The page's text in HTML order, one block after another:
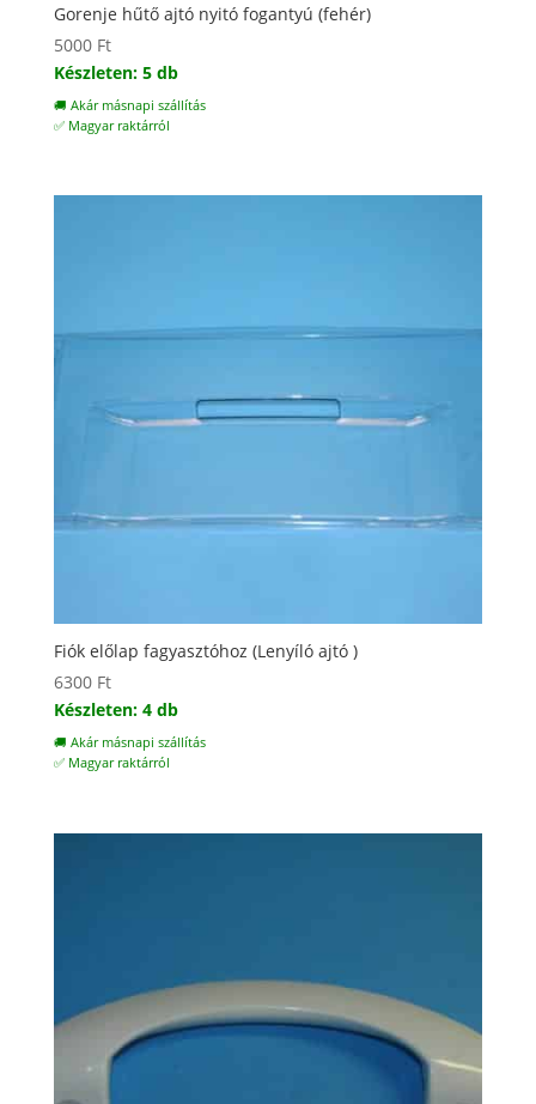
Gorenje hűtő ajtó nyitó fogantyú (fehér)
5000 Ft
Készleten: 5 db
🚚 Akár másnapi szállítás
✅ Magyar raktárról
Fiók előlap fagyasztóhoz (Lenyíló ajtó )
6300 Ft
Készleten: 4 db
🚚 Akár másnapi szállítás
✅ Magyar raktárról